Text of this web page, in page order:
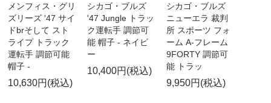
メンフィス・グリ
ズリーズ '47 サイ
ドbrそして スト
ライプ トラック
運転手 調節可能
帽子 -
10,630円(税込)
シカゴ・ブルズ
'47 Jungle トラッ
ク運転手 調節可
能 帽子 - ネイビ
ー
10,400円(税込)
シカゴ・ブルズ
ニューエラ 裁判
所 スポーツ フォ
ーム A-フレーム
9FORTY 調節可
能 トラッ
9,950円(税込)